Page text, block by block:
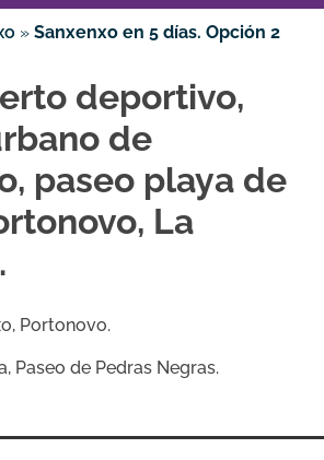
»Sanxenxo en 5 días. Opción 2
deportivo,
de
paseo playa de
La
Portonovo.
Paseo de Pedras Negras.